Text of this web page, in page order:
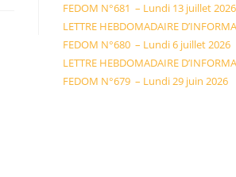
FEDOM N°681 – Lundi 13 juillet 2026
LETTRE HEBDOMADAIRE
FEDOM N°680 – Lundi 6 juillet 2026
LETTRE HEBDOMADAIRE
FEDOM N°679 – Lundi 29 juin 2026